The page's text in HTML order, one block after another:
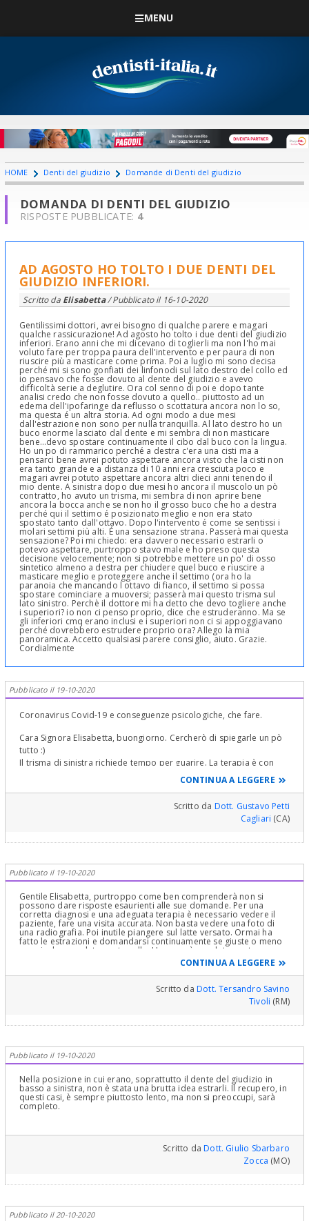
MENU
HOME Denti del giudizio Domande di Denti del giudizio
DOMANDA DI DENTI DEL GIUDIZIO
RISPOSTE PUBBLICATE: 4
AD AGOSTO HO TOLTO I DUE DENTI DEL
GIUDIZIO INFERIORI.
Scritto da Elisabetta/ Pubblicato il 16-10-2020
Gentilissimi dottori, avrei bisogno di qualche parere e magari
qualche rassicurazione! Ad agosto ho tolto i due denti del giudizio
inferiori. Erano anni che mi dicevano di toglierli ma non l'ho mai
voluto fare per troppa paura dell'intervento e per paura di non
riuscire più a masticare come prima. Poi a luglio mi sono decisa
perché mi si sono gonfiati dei linfonodi sul lato destro del collo ed
io pensavo che fosse dovuto al dente del giudizio e avevo
difficoltà serie a deglutire. Ora col senno di poi e dopo tante
analisi credo che non fosse dovuto a quello.. piuttosto ad un
edema dell'ipofaringe da reflusso o scottatura ancora non lo so,
ma questa é un altra storia. Ad ogni modo a due mesi
dall'estrazione non sono per nulla tranquilla. Al lato destro ho un
buco enorme lasciato dal dente e mi sembra di non masticare
bene...devo spostare continuamente il cibo dal buco con la lingua.
Ho un po di rammarico perché a destra c'era una cisti ma a
pensarci bene avrei potuto aspettare ancora visto che la cisti non
era tanto grande e a distanza di 10 anni era cresciuta poco e
magari avrei potuto aspettare ancora altri dieci anni tenendo il
mio dente. A sinistra dopo due mesi ho ancora il muscolo un pò
contratto, ho avuto un trisma, mi sembra di non aprire bene
ancora la bocca anche se non ho il grosso buco che ho a destra
perché qui il settimo é posizionato meglio e non era stato
spostato tanto dall'ottavo. Dopo l'intervento é come se sentissi i
molari settimi più alti. É una sensazione strana. Passerà mai questa
sensazione? Poi mi chiedo: era davvero necessario estrarli o
potevo aspettare, purtroppo stavo male e ho preso questa
decisione velocemente; non si potrebbe mettere un po' di osso
sintetico almeno a destra per chiudere quel buco e riuscire a
masticare meglio e proteggere anche il settimo (ora ho la
paranoia che mancando l ottavo di fianco, il settimo si possa
spostare cominciare a muoversi; passerà mai questo trisma sul
lato sinistro. Perchè il dottore mi ha detto che devo togliere anche
i superiori? io non ci penso proprio, dice che estruderanno. Ma se
gli inferiori cmq erano inclusi e i superiori non ci si appoggiavano
perché dovrebbero estrudere proprio ora? Allego la mia
panoramica. Accetto qualsiasi parere consiglio, aiuto. Grazie.
Cordialmente
Pubblicato il 19-10-2020
Coronavirus Covid-19 e conseguenze psicologiche, che fare.
Cara Signora Elisabetta, buongiorno. Cercherò di spiegarle un pò
tutto :)
Il trisma di sinistra richiede tempo per guarire. La terapia è con
miorilassanti ed altro che deve prescriverle il Medico Dentista. I
spostano sempre verso il "davanti"! Quindi stia tranquilla! I molari
superiori si dovrebbero estrarre per evitare l'estrusione che
interferirebbe con le disclusione gnatologiche e la posizione di
secondi molari fino anche ai primi con una legatura parodontale
nascosta che però non tutti sanno fare! Come vede le soluzioni ci
Stia tranquilla e Cari Saluti
CONTINUA A LEGGERE
Scritto da Dott. Gustavo Petti
Cagliari (CA)
Pubblicato il 19-10-2020
Gentile Elisabetta, purtroppo come ben comprenderà non si
possono dare risposte esaurienti alle sue domande. Per una
corretta diagnosi e una adeguata terapia è necessario vedere il
paziente, fare una visita accurata. Non basta vedere una foto di
una radiografia. Poi inutile piangere sul latte versato. Ormai ha
fatto le estrazioni e domandarsi continuamente se giuste o meno
non risolve assolutamente nulla. Un mese è assolutamente poco
tempo per pensare che le cose si sistemino. Perché si abbia una
certa formazione di tessuto osseo che riempia parzialmente il
vuoto lasciato ci vuole molto tempo. Abbia un po' di pazienza e
vedrà che tutto si sistema. Non stia in ansia. per quanto riguarda i
superiori è ovvio che senza gli antagonisti i denti erompono,
(infatti già si vede una parziale eruzione) e forse sarà necessario
CONTINUA A LEGGERE
Scritto daDott. Tersandro Savino
Tivoli (RM)
Pubblicato il 19-10-2020
Nella posizione in cui erano, soprattutto il dente del giudizio in
basso a sinistra, non è stata una brutta idea estrarli. Il recupero, in
questi casi, è sempre piuttosto lento, ma non si preoccupi, sarà
completo.
Scritto daDott. Giulio Sbarbaro
Zocca (MO)
Pubblicato il 20-10-2020